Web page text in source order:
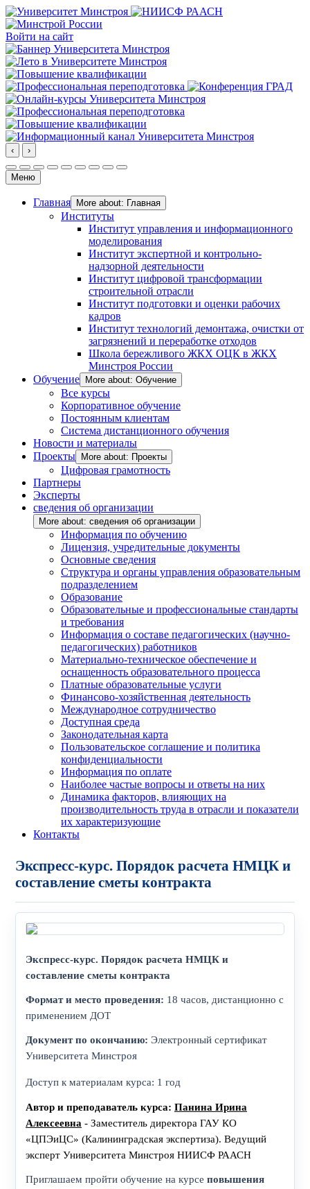
Войти на сайт
‹ ›
Меню
Главная More about: Главная
Институты
Институт управления и информационного
моделирования
Институт экспертной и контрольно-
надзорной деятельности
Институт цифровой трансформации
строительной отрасли
Институт подготовки и оценки рабочих
кадров
Институт технологий демонтажа, очистки от
загрязнений и переработке отходов
Школа бережливого ЖКХ ОЦК в ЖКХ
Минстроя России
Обучение
More about: Обучение
Все курсы
Корпоративное обучение
Постоянным клиентам
Система дистанционного обучения
Новости и материалы
Проекты
More about: Проекты
Цифровая грамотность
Партнеры
Эксперты
сведения об организации
More about: сведения об организации
Информация по обучению
Лицензия, учредительные документы
Основные сведения
Структура и органы управления образовательным
подразделением
Образование
Образовательные и профессиональные стандарты
и требования
Информация о составе педагогических (научно-
педагогических) работников
Материально-техническое обеспечение и
оснащенность образовательного процесса
Платные образовательные услуги
Финансово-хозяйственная деятельность
Международное сотрудничество
Доступная среда
Законодательная карта
Пользовательское соглашение и политика
конфиденциальности
Информация по оплате
Наиболее частые вопросы и ответы на них
Динамика факторов, влияющих на
производительность труда в отрасли и показатели
их характеризующие
Контакты
Экспресс-курс. Порядок расчета НМЦК и
составление сметы контракта
Экспресс-курс. Порядок расчета НМЦК и
составление сметы контракта
Формат и место проведения: 18 часов, дистанционно с
применением ДОТ
Документ по окончанию: Электронный сертификат
Университета Минстроя
Доступ к материалам курса: 1 год
Автор и преподаватель курса: Панина Ирина
Алексеевна - Заместитель директора ГАУ КО
«ЦПЭиЦС» (Калининградская экспертиза). Ведущий
эксперт Университета Минстроя НИИСФ РААСН
Приглашаем пройти обучение на курсе повышения